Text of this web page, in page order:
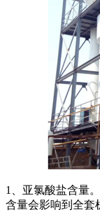
1、亚氯酸盐含量
含量会影响到全套